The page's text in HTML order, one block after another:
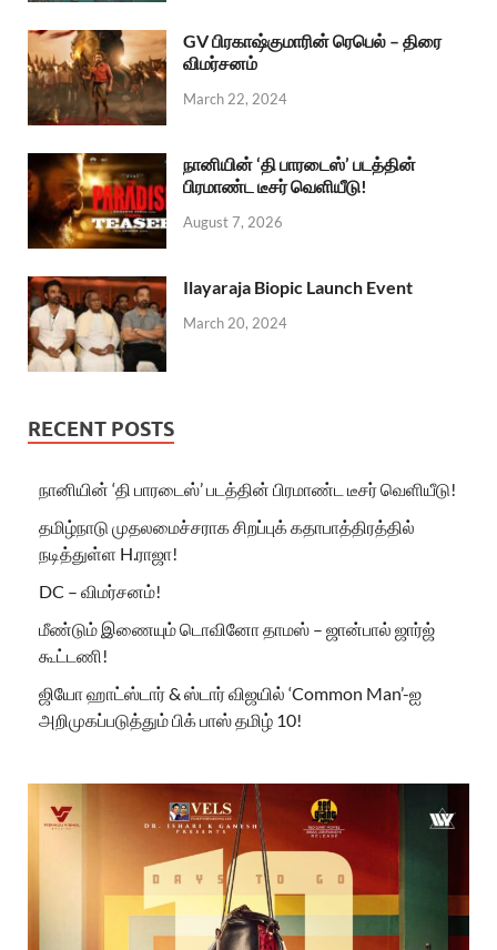
GV பிரகாஷ்குமாரின் ரெபெல் – திரை
விமர்சனம்
March 22, 2024
நானியின் ‘தி பாரடைஸ்’ படத்தின்
பிரமாண்ட டீசர் வெளியீடு!
August 7, 2026
Ilayaraja Biopic Launch Event
March 20, 2024
RECENT POSTS
நானியின் ‘தி பாரடைஸ்’ படத்தின் பிரமாண்ட டீசர் வெளியீடு!
தமிழ்நாடு முதலமைச்சராக சிறப்புக் கதாபாத்திரத்தில்
நடித்துள்ள H.ராஜா!
DC – விமர்சனம்!
மீண்டும் இணையும் டொவினோ தாமஸ் – ஜான்பால் ஜார்ஜ்
கூட்டணி!
ஜியோ ஹாட்ஸ்டார் & ஸ்டார் விஜயில் ‘Common Man’-ஐ
அறிமுகப்படுத்தும் பிக் பாஸ் தமிழ் 10!